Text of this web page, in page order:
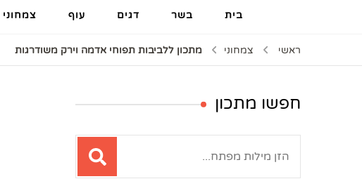
בית בשר דגים עוף צמחוני
ראשי צמחוני מתכון ללביבות תפוחי אדמה וירק משודרגות
חפשו מתכון